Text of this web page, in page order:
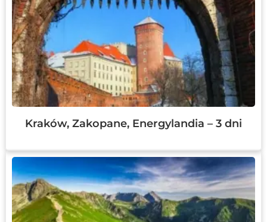
Kraków, Zakopane, Energylandia – 3 dni